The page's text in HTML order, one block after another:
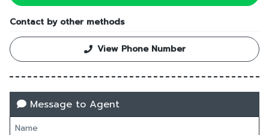
Contact by other methods
View Phone Number
Message to Agent
Name